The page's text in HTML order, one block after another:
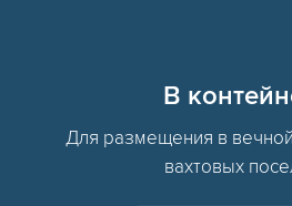
В
Для размещения в
вахтовых